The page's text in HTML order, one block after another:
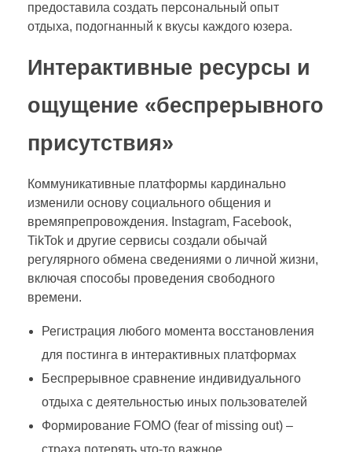
предоставила создать персональный опыт
отдыха, подогнанный к вкусы каждого юзера.
Интерактивные ресурсы и
ощущение «беспрерывного
присутствия»
Коммуникативные платформы кардинально
изменили основу социального общения и
времяпрепровождения. Instagram, Facebook,
TikTok и другие сервисы создали обычай
регулярного обмена сведениями о личной жизни,
включая способы проведения свободного
времени.
Регистрация любого момента восстановления
для постинга в интерактивных платформах
Беспрерывное сравнение индивидуального
отдыха с деятельностью иных пользователей
Формирование FOMO (fear of missing out) –
страха потерять что-то важное